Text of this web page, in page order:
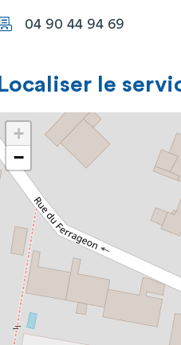
04 90 44 94 69
Localiser le
+
−